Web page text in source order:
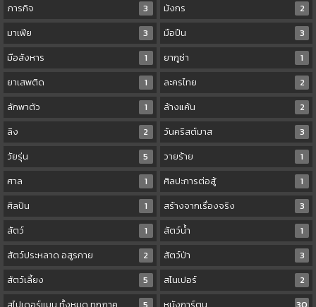
ภารกิจ
3 มังกร
2
มาเฟีย
3 มือปืน
3
มือสังหาร
1 ยากูซ่า
1
ยาเสพติด
1 ละครไทย
2
ลักพาตัว
1 ล้างแค้น
2
ลิง
2 วันคริสต์มาส
3
วัยรุ่น
5 วายร้าย
1
ศาล
1 ศิลปะการต่อสู้
1
ศิลปิน
1 สร้างจากเรื่องจริง
3
สัตว์
1 สัตว์น้ำ
1
สัตว์ประหลาด อสูรกาย
2 สัตว์ป่า
3
สัตว์เลี้ยง
5 สไนเปอร์
2